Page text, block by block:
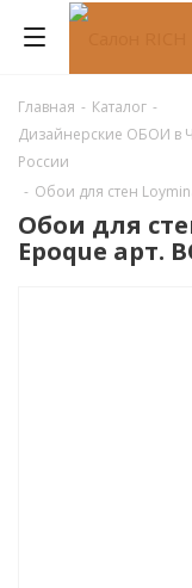
Главная - Каталог -
Дизайнерские ОБОИ в
России
- Обои для стен
Обои для
Epoque арт.